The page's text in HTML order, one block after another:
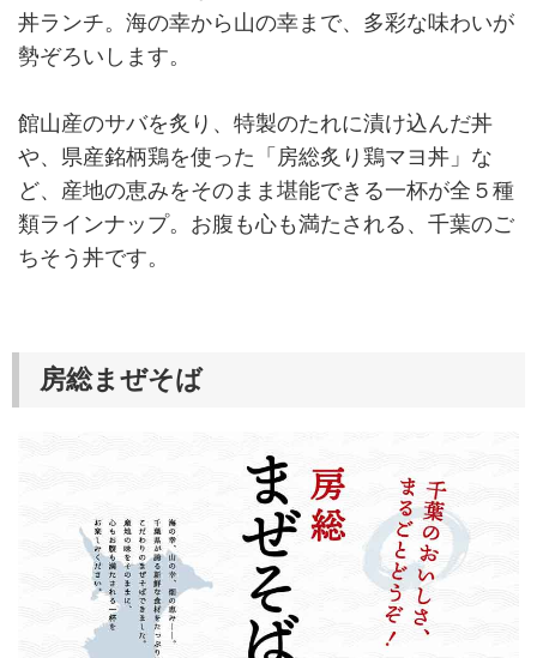
丼ランチ。海の幸から山の幸まで、多彩な味わいが
勢ぞろいします。
館山産のサバを炙り、特製のたれに漬け込んだ丼
や、県産銘柄鶏を使った「房総炙り鶏マヨ丼」な
ど、産地の恵みをそのまま堪能できる一杯が全５種
類ラインナップ。お腹も心も満たされる、千葉のご
ちそう丼です。
房総まぜそば